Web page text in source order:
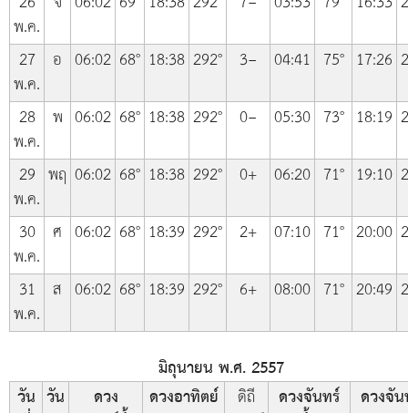
พ.ค.
27
พ.ค.
อ 06:02 68° 18:38 292° 3− 04:41 75° 17:26
28
พ.ค.
พ 06:02 68° 18:38 292° 0− 05:30 73° 18:19
29
พ.ค.
พฤ 06:02 68° 18:38 292° 0+ 06:20 71° 19:10
30
พ.ค.
ศ 06:02 68° 18:39 292° 2+ 07:10 71° 20:00
31
พ.ค.
ส 06:02 68° 18:39 292° 6+ 08:00 71° 20:49
มิถุนายน พ.ศ. 2557
วัน วัน ดวง ดวงอาทิตย์ ดิถี ดวงจันทร์ ดวงจั